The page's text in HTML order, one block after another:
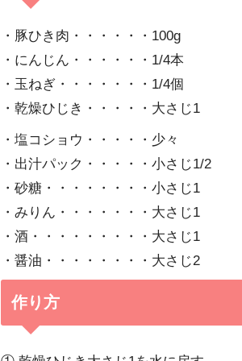
・豚ひき肉・・・・・・100g
・にんじん・・・・・・1/4本
・玉ねぎ・・・・・・・1/4個
・乾燥ひじき・・・・・大さじ1
・塩コショウ・・・・・少々
・出汁パック・・・・・小さじ1/2
・砂糖・・・・・・・・小さじ1
・みりん・・・・・・・大さじ1
・酒・・・・・・・・・大さじ1
・醤油・・・・・・・・大さじ2
作り方